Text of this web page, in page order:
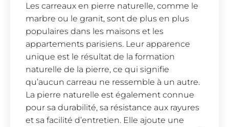
Les carreaux en pierre naturelle, comme le
marbre ou le granit, sont de plus en plus
populaires dans les maisons et les
appartements parisiens. Leur apparence
unique est le résultat de la formation
naturelle de la pierre, ce qui signifie
qu’aucun carreau ne ressemble à un autre.
La pierre naturelle est également connue
pour sa durabilité, sa résistance aux rayures
et sa facilité d’entretien. Elle ajoute une